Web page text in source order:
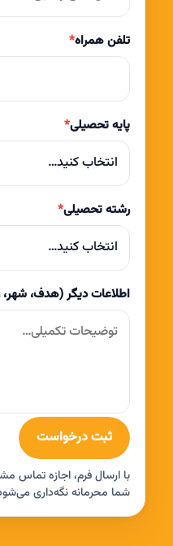
تلفن همراه*
پایه تحصیلی*
انتخاب کنید…
رشته تحصیلی*
انتخاب کنید…
اطلاعات دیگر (هدف،
ثبت درخواست
با ارسال فرم، اجازه تماس
شما محرمانه نگه‌داری